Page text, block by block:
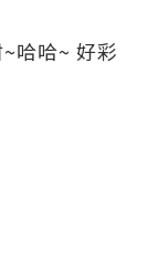
哈哈~ 好彩